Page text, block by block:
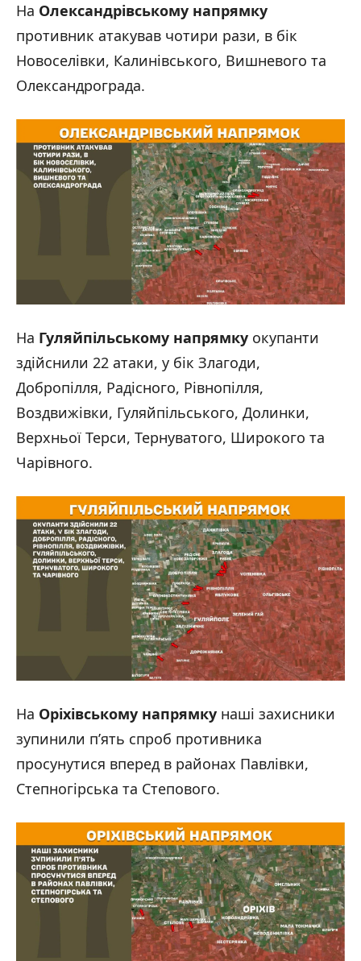
На Олександрівському напрямку
противник атакував чотири рази, в бік
Новоселівки, Калинівського, Вишневого та
Олександрограда.
На Гуляйпільському напрямку окупанти
здійснили 22 атаки, у бік Злагоди,
Добропілля, Радісного, Рівнопілля,
Воздвижівки, Гуляйпільського, Долинки,
Верхньої Терси, Тернуватого, Широкого та
Чарівного.
На Оріхівському напрямку наші захисники
зупинили п’ять спроб противника
просунутися вперед в районах Павлівки,
Степногірська та Степового.